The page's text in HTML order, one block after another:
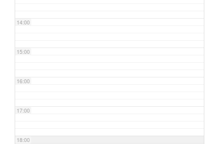
14:00
15:00
16:00
17:00
18:00